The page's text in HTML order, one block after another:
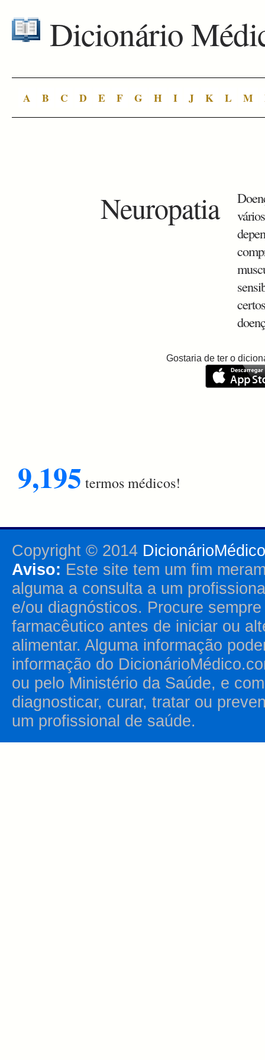
Dicionário
A B C D E F G H I J K L M
Neuropatia
Gostaria de ter o
9,195 termos médicos!
Copyright © 2014
Aviso: Este site tem um fim
alguma a consulta a um
e/ou diagnósticos. Procure
farmacêutico antes de iniciar ou
alimentar. Alguma informação
informação do
ou pelo Ministério da Saúde, e
diagnosticar, curar, tratar ou
um profissional de saúde.